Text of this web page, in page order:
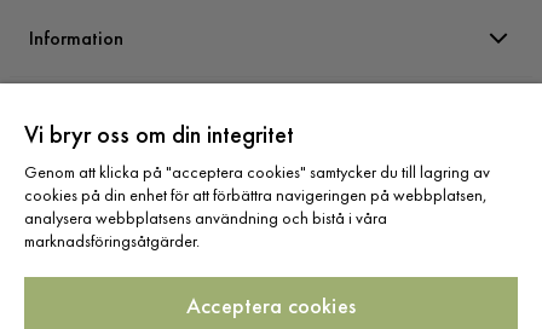
Information
Sortiment
Vi bryr oss om din integritet
Genom att klicka på "acceptera cookies" samtycker du till lagring av
cookies på din enhet för att förbättra navigeringen på webbplatsen,
analysera webbplatsens användning och bistå i våra
marknadsföringsåtgärder.
Acceptera cookies